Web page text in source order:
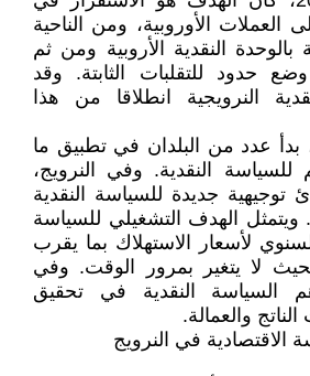
العملات الأوروبية، ومن الناحية
بالوحدة النقدية الأروبية ومن ثم
حدود للتقلبات الثابتة. وقد
النرويجية انطلاقا من هذا
بدأ عدد من البلدان في تطبيق ما
النقدية. وفي النرويج،
جديدة للسياسة النقدية
في آذار/مارس 2001. ويتمثل الهدف التشغيلي للسياسة
لأسعار الاستهلاك بما يقرب
بحيث لا يتغير بمرور الوقت. وفي
السياسة النقدية في تحقيق
والعمالة.
الاقتصادية في النرويج